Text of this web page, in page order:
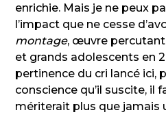
enrichie. Mais je ne peux
l’impact que ne cesse
montage, œuvre
et grands adolescents en
pertinence du cri lancé ici,
conscience qu’il suscite, il
mériterait plus que jamais